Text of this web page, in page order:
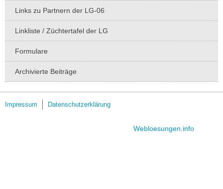
Links zu Partnern der LG-06
Linkliste / Züchtertafel der LG
Formulare
Archivierte Beiträge
Impressum Datenschutzerklärung
Webloesungen.info